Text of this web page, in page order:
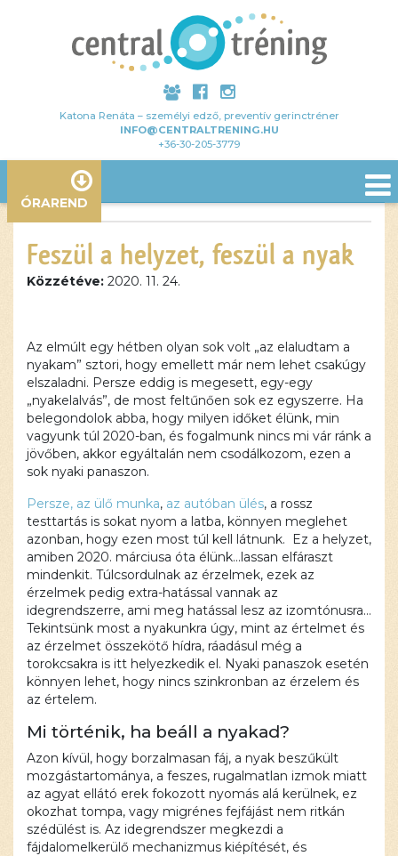
Katona Renáta – személyi edző, preventív gerinctréner
INFO@CENTRALTRENING.HU
+36-30-205-3779
ÓRAREND
Feszül a helyzet, feszül a nyak
Közzétéve: 2020. 11. 24.
tartalom
blokkolva
van, amíg
el nem
fogadod a
szükséges
sütiket.
és
betöltöm
Az elmúlt egy hétben olyan sok volt „az elaludtam a
nyakam” sztori, hogy emellett már nem lehet csakúgy
elszaladni. Persze eddig is megesett, egy-egy
„nyakelalvás”, de most feltűnően sok ez egyszerre. Ha
belegondolok abba, hogy milyen időket élünk, min
vagyunk túl 2020-ban, és fogalmunk nincs mi vár ránk a
jövőben, akkor egyáltalán nem csodálkozom, ezen a
sok nyaki panaszon.
Persze, az ülő munka, az autóban ülés, a rossz
testtartás is sokat nyom a latba, könnyen meglehet
azonban, hogy ezen most túl kell látnunk. Ez a helyzet,
amiben 2020. márciusa óta élünk…lassan elfáraszt
mindenkit. Túlcsordulnak az érzelmek, ezek az
érzelmek pedig extra-hatással vannak az
idegrendszerre, ami meg hatással lesz az izomtónusra…
Tekintsünk most a nyakunkra úgy, mint az értelmet és
az érzelmet összekötő hídra, ráadásul még a
torokcsakra is itt helyezkedik el. Nyaki panaszok esetén
könnyen lehet, hogy nincs szinkronban az érzelem és
az értelem.
Mi történik, ha beáll a nyakad?
Azon kívül, hogy borzalmasan fáj, a nyak beszűkült
mozgástartománya, a feszes, rugalmatlan izmok miatt
az agyat ellátó erek fokozott nyomás alá kerülnek, ez
okozhat tompa, vagy migrénes fejfájást nem ritkán
szédülést is. Az idegrendszer megkezdi a
fájdalomelkerülő mechanizmus kiépítését, és